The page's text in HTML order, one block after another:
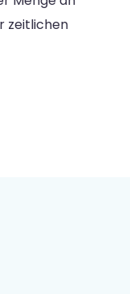
zeitlichen